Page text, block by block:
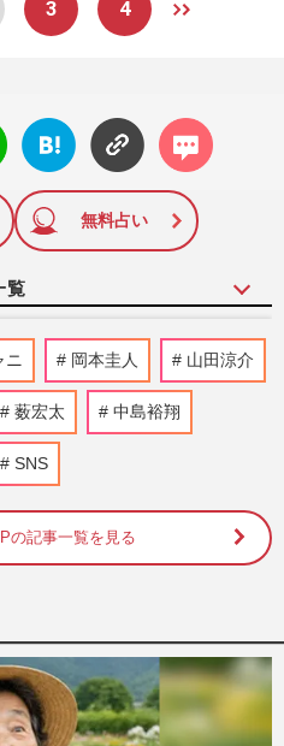
3 4
はてな
ブック
に追加
コメン
ト
無料占い
覧
高橋海人と熱愛報道の有村
Man目黒蓮と恋人役で「旧ジ
消滅か
ャニーズランキング2023》
事務所が窮地の中、目立ちす
？前回ランク外…
2023/12/29
台『M．バタフライ』で“女
・岡本健一は「俺がやりた
5日号 2022/6/24
ニ 岡本圭人 山田涼介
薮宏太 中島裕翔
SNS
の記事一覧を見る